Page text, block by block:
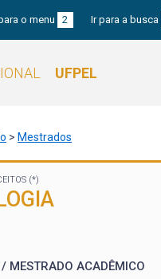
o menu 2 Ir para a busca
UFPEL
> Mestrados
(*)
MESTRADO ACADÊMICO